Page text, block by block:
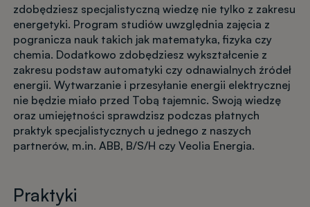
zdobędziesz specjalistyczną wiedzę nie tylko z zakresu
energetyki. Program studiów uwzględnia zajęcia z
pogranicza nauk takich jak matematyka, fizyka czy
chemia. Dodatkowo zdobędziesz wykształcenie z
zakresu podstaw automatyki czy odnawialnych źródeł
energii. Wytwarzanie i przesyłanie energii elektrycznej
nie będzie miało przed Tobą tajemnic. Swoją wiedzę
oraz umiejętności sprawdzisz podczas płatnych
praktyk specjalistycznych u jednego z naszych
partnerów, m.in. ABB, B/S/H czy Veolia Energia.
Praktyki